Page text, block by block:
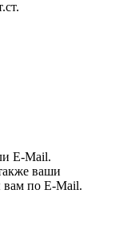
E-Mail.
ваши
вам по E-Mail.